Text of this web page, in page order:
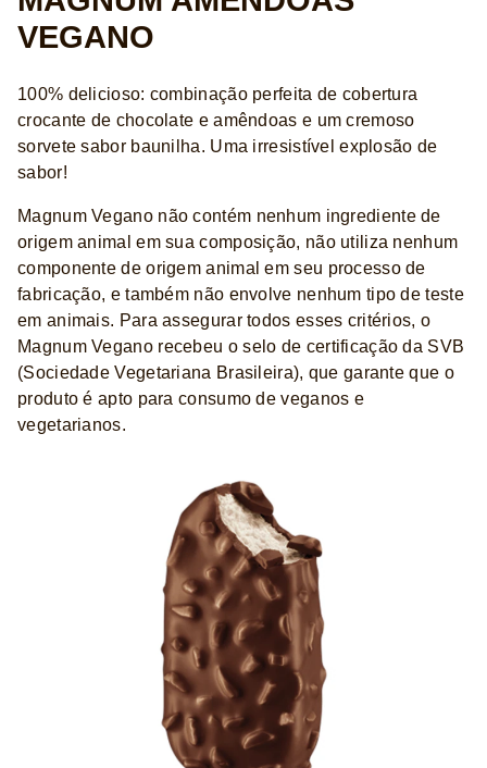
VEGANO
100% delicioso: combinação perfeita de cobertura
crocante de chocolate e amêndoas e um cremoso
sorvete sabor baunilha. Uma irresistível explosão de
sabor!
Magnum Vegano não contém nenhum ingrediente de
origem animal em sua composição, não utiliza nenhum
componente de origem animal em seu processo de
fabricação, e também não envolve nenhum tipo de teste
em animais. Para assegurar todos esses critérios, o
Magnum Vegano recebeu o selo de certificação da SVB
(Sociedade Vegetariana Brasileira), que garante que o
produto é apto para consumo de veganos e
vegetarianos.